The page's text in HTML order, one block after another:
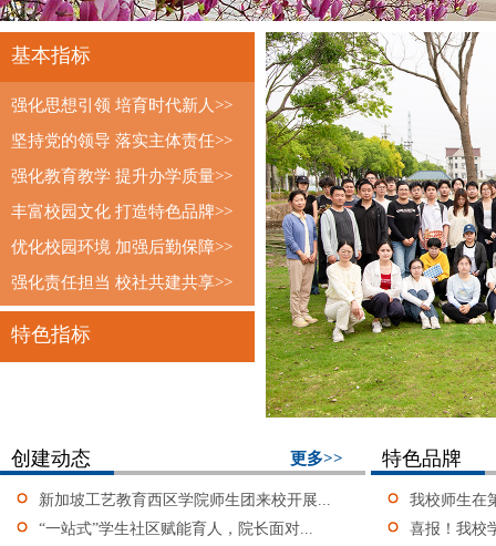
基本指标
强化思想引领 培育时代新人>>
坚持党的领导 落实主体责任>>
强化教育教学 提升办学质量>>
丰富校园文化 打造特色品牌>>
优化校园环境 加强后勤保障>>
强化责任担当 校社共建共享>>
特色指标
创建动态 更多>>
新加坡工艺教育西区学院师生团来校开展...
“一站式”学生社区赋能育人，院长面对...
特色品牌
我校师生在
喜报！我校